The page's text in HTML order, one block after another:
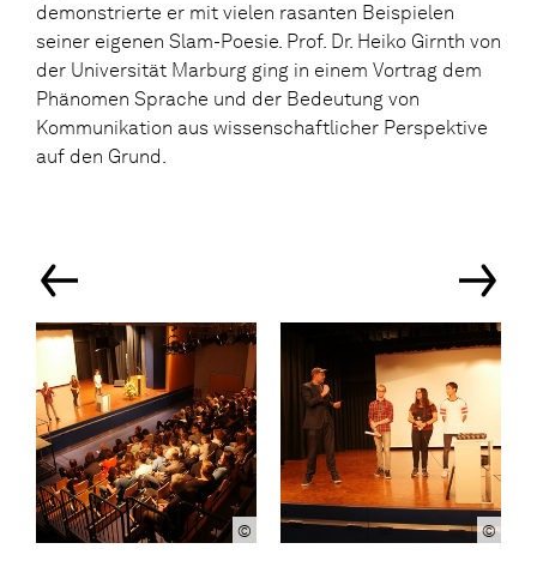
demonstrierte er mit vielen rasanten Beispielen
seiner eigenen Slam-Poesie. Prof. Dr. Heiko Girnth von
der Universität Marburg ging in einem Vortrag dem
Phänomen Sprache und der Bedeutung von
Kommunikation aus wissenschaftlicher Perspektive
auf den Grund.
© ©